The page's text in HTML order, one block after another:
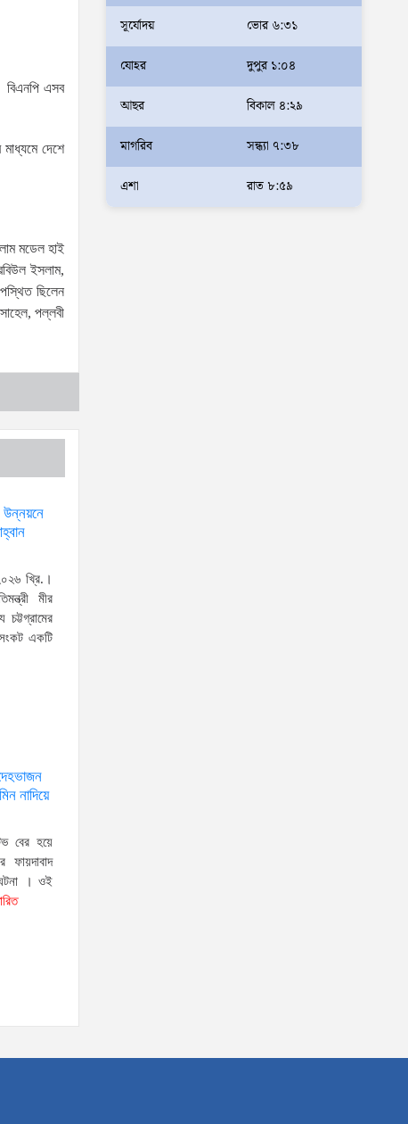
বিএনপি এসব
দেশে
মডেল হাই
ইসলাম,
ছিলেন
পল্লবী
উন্নয়নে
খ্রি.।
মীর
সংকট একটি
নাদিয়ে
বের হয়ে
। ওই
ব্যারিস্টার মীর হেলাল
কার্যকর উদ্যোগ নেয়ার আহ্বান
পার্বত্য প্রতিমন্ত্রীর
খুনের মামলায় গ্রেপ্তার তার স্বামী
সূর্যোদয় ভোর ৬:৩১
যোহর দুপুর ১:০৪
আছর বিকাল ৪:২৯
মাগরিব সন্ধ্যা ৭:৩৮
এশা রাত ৮:৫৯